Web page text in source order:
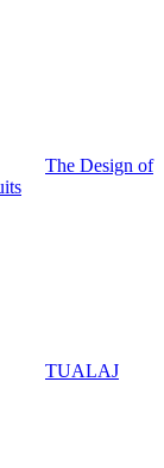
The Design of
TUALAJ